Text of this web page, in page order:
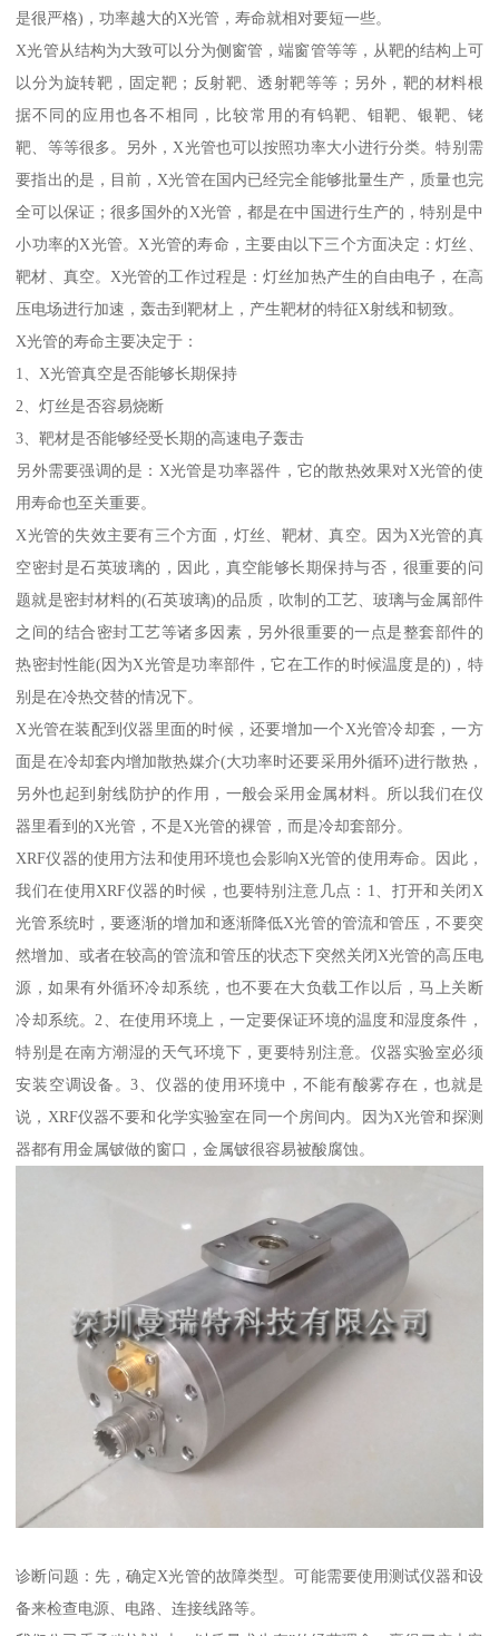
是很严格)，功率越大的X光管，寿命就相对要短一些。
X光管从结构为大致可以分为侧窗管，端窗管等等，从靶的结构上可
以分为旋转靶，固定靶；反射靶、透射靶等等；另外，靶的材料根
据不同的应用也各不相同，比较常用的有钨靶、钼靶、银靶、铑
靶、等等很多。另外，X光管也可以按照功率大小进行分类。特别需
要指出的是，目前，X光管在国内已经完全能够批量生产，质量也完
全可以保证；很多国外的X光管，都是在中国进行生产的，特别是中
小功率的X光管。X光管的寿命，主要由以下三个方面决定：灯丝、
靶材、真空。X光管的工作过程是：灯丝加热产生的自由电子，在高
压电场进行加速，轰击到靶材上，产生靶材的特征X射线和韧致。
X光管的寿命主要决定于：
1、X光管真空是否能够长期保持
2、灯丝是否容易烧断
3、靶材是否能够经受长期的高速电子轰击
另外需要强调的是：X光管是功率器件，它的散热效果对X光管的使
用寿命也至关重要。
X光管的失效主要有三个方面，灯丝、靶材、真空。因为X光管的真
空密封是石英玻璃的，因此，真空能够长期保持与否，很重要的问
题就是密封材料的(石英玻璃)的品质，吹制的工艺、玻璃与金属部件
之间的结合密封工艺等诸多因素，另外很重要的一点是整套部件的
热密封性能(因为X光管是功率部件，它在工作的时候温度是的)，特
别是在冷热交替的情况下。
X光管在装配到仪器里面的时候，还要增加一个X光管冷却套，一方
面是在冷却套内增加散热媒介(大功率时还要采用外循环)进行散热，
另外也起到射线防护的作用，一般会采用金属材料。所以我们在仪
器里看到的X光管，不是X光管的裸管，而是冷却套部分。
XRF仪器的使用方法和使用环境也会影响X光管的使用寿命。因此，
我们在使用XRF仪器的时候，也要特别注意几点：1、打开和关闭X
光管系统时，要逐渐的增加和逐渐降低X光管的管流和管压，不要突
然增加、或者在较高的管流和管压的状态下突然关闭X光管的高压电
源，如果有外循环冷却系统，也不要在大负载工作以后，马上关断
冷却系统。2、在使用环境上，一定要保证环境的温度和湿度条件，
特别是在南方潮湿的天气环境下，更要特别注意。仪器实验室必须
安装空调设备。3、仪器的使用环境中，不能有酸雾存在，也就是
说，XRF仪器不要和化学实验室在同一个房间内。因为X光管和探测
器都有用金属铍做的窗口，金属铍很容易被酸腐蚀。
诊断问题：先，确定X光管的故障类型。可能需要使用测试仪器和设
备来检查电源、电路、连接线路等。